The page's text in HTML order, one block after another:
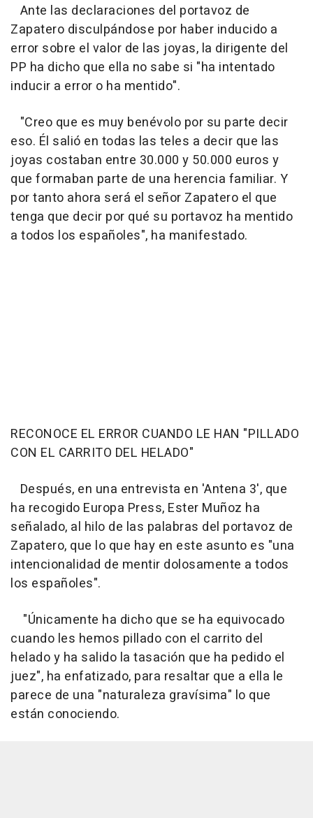
Ante las declaraciones del portavoz de
Zapatero disculpándose por haber inducido a
error sobre el valor de las joyas, la dirigente del
PP ha dicho que ella no sabe si "ha intentado
inducir a error o ha mentido".
"Creo que es muy benévolo por su parte decir
eso. Él salió en todas las teles a decir que las
joyas costaban entre 30.000 y 50.000 euros y
que formaban parte de una herencia familiar. Y
por tanto ahora será el señor Zapatero el que
tenga que decir por qué su portavoz ha mentido
a todos los españoles", ha manifestado.
RECONOCE EL ERROR CUANDO LE HAN "PILLADO
CON EL CARRITO DEL HELADO"
Después, en una entrevista en 'Antena 3', que
ha recogido Europa Press, Ester Muñoz ha
señalado, al hilo de las palabras del portavoz de
Zapatero, que lo que hay en este asunto es "una
intencionalidad de mentir dolosamente a todos
los españoles".
"Únicamente ha dicho que se ha equivocado
cuando les hemos pillado con el carrito del
helado y ha salido la tasación que ha pedido el
juez", ha enfatizado, para resaltar que a ella le
parece de una "naturaleza gravísima" lo que
están conociendo.